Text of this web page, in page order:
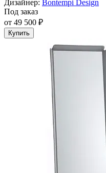
Дизайнер: Bontempi Design
Под заказ
от 49 500 ₽
Купить